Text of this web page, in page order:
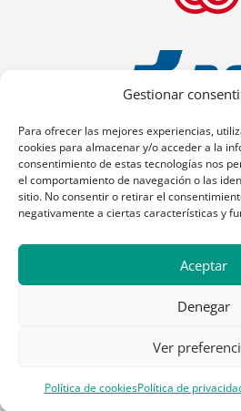
Gestionar
Para ofrecer las mejores experiencias,
cookies para almacenar y/o acceder a la
consentimiento de estas tecnologías nos
el comportamiento de navegación o las
sitio. No consentir o retirar el
negativamente a ciertas características y
Aceptar
Denegar
Ver
Política de cookiesPolítica de